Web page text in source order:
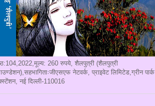
260 रुपये, शैलपुत्री (शैलपुत्री
नेटवर्क, प्राइवेट लिमिटेड,ग्रीन पार्क
नई दिल्ली-110016